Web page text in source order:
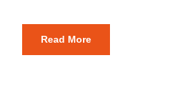
Read More